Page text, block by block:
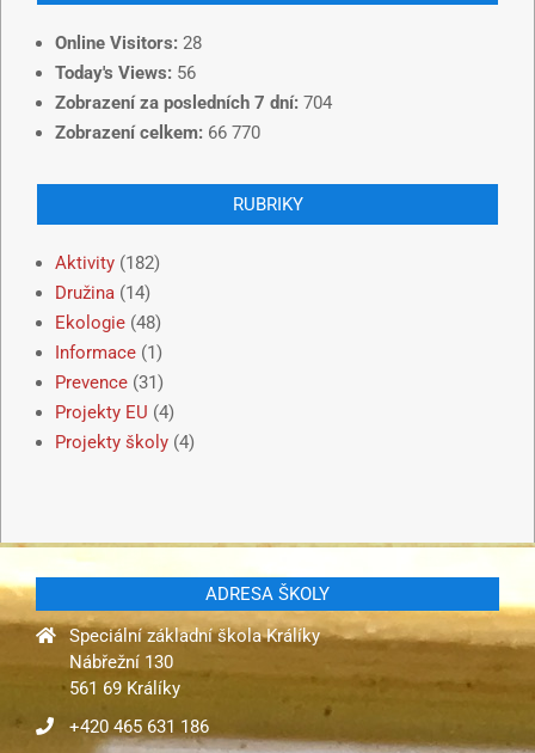
Online Visitors: 28
Today's Views: 56
Zobrazení za posledních 7 dní: 704
Zobrazení celkem: 66 770
RUBRIKY
Aktivity (182)
Družina (14)
Ekologie (48)
Informace (1)
Prevence (31)
Projekty EU (4)
Projekty školy (4)
ADRESA ŠKOLY
Speciální základní škola Králíky
Nábřežní 130
561 69 Králíky
+420 465 631 186